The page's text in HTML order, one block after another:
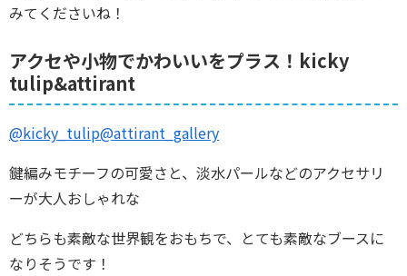
みてくださいね！
アクセや小物でかわいいをプラス！kicky
tulip&attirant
@kicky_tulip@attirant_gallery
鍵編みモチーフの可愛さと、淡水パールなどのアクセサリ
ーが大人おしゃれな
どちらも素敵な世界観をおもちで、とても素敵なブースに
なりそうです！